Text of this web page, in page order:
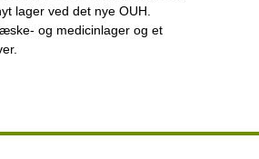
lager ved det nye OUH.
og medicinlager og et